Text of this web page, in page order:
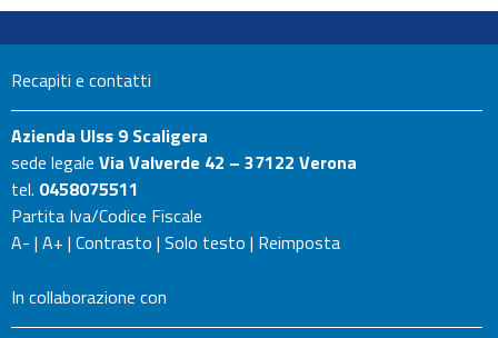
Recapiti e contatti
Azienda Ulss 9 Scaligera
sede legale Via Valverde 42 – 37122 Verona
tel. 0458075511
Partita Iva/Codice Fiscale
A- | A+ | Contrasto | Solo testo | Reimposta
In collaborazione con